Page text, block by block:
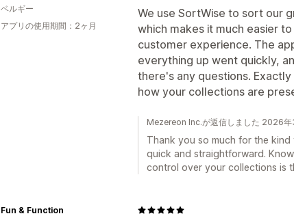
We use SortWise to sort our
which makes it much easier
customer experience. The
everything up went quickly,
there's any questions.
how your collections are
ベルギー
アプリの使用期間：2ヶ月
Mezereon Inc.が返信しました 2026
Thank you so much for the
quick and straightforward.
control over your collections is
Fun & Function